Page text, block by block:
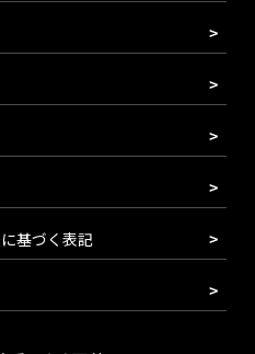
基づく表記